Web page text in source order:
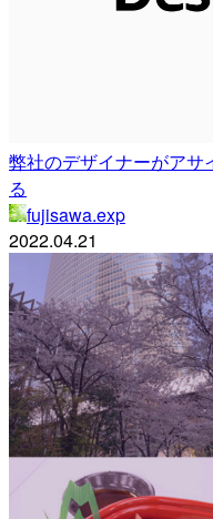
弊社のデザイナーがアサ
る
fujisawa.exp
2022.04.21